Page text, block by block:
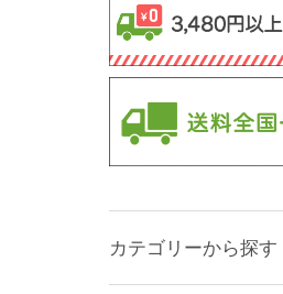
カテゴリーから探す